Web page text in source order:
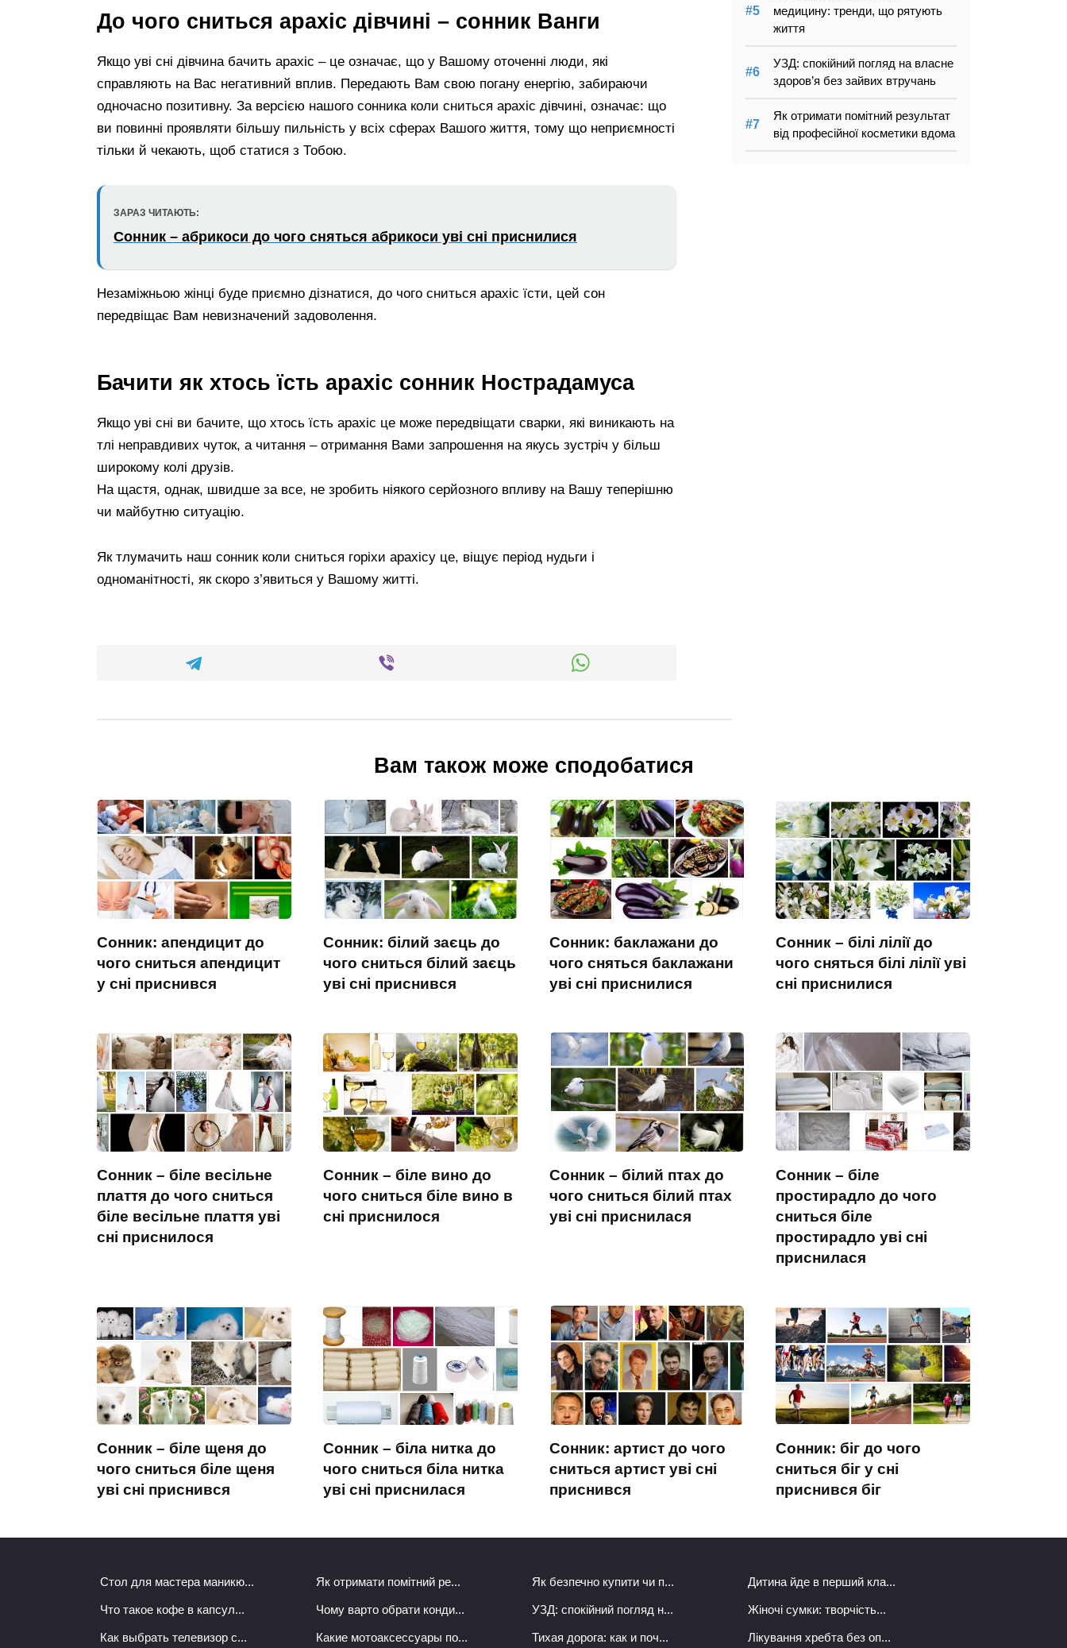
До чого сниться арахіс дівчині – сонник Ванги
Якщо уві сні дівчина бачить арахіс – це означає, що у Вашому оточенні люди, які
справляють на Вас негативний вплив. Передають Вам свою погану енергію, забираючи
одночасно позитивну. За версією нашого сонника коли сниться арахіс дівчині, означає: що
ви повинні проявляти більшу пильність у всіх сферах Вашого життя, тому що неприємності
тільки й чекають, щоб статися з Тобою.
ЗАРАЗ ЧИТАЮТЬ:
Сонник – абрикоси до чого сняться абрикоси уві сні приснилися
Незаміжньою жінці буде приємно дізнатися, до чого сниться арахіс їсти, цей сон
передвіщає Вам невизначений задоволення.
Бачити як хтось їсть арахіс сонник Нострадамуса
Якщо уві сні ви бачите, що хтось їсть арахіс це може передвіщати сварки, які виникають на
тлі неправдивих чуток, а читання – отримання Вами запрошення на якусь зустріч у більш
широкому колі друзів.
На щастя, однак, швидше за все, не зробить ніякого серйозного впливу на Вашу теперішню
чи майбутню ситуацію.
Як тлумачить наш сонник коли сниться горіхи арахісу це, віщує період нудьги і
одноманітності, як скоро з’явиться у Вашому житті.
медицину: тренди, що рятують
життя
УЗД: спокійний погляд на власне
здоров’я без зайвих втручань
Як отримати помітний результат
від професійної косметики вдома
Вам також може сподобатися
Сонник: апендицит до
чого сниться апендицит
у сні приснився
Сонник: білий заєць до
чого сниться білий заєць
уві сні приснився
Сонник: баклажани до
чого сняться баклажани
уві сні приснилися
Сонник – білі лілії до
чого сняться білі лілії уві
сні приснилися
Сонник – біле весільне
плаття до чого сниться
біле весільне плаття уві
сні приснилося
Сонник – біле вино до
чого сниться біле вино в
сні приснилося
Сонник – білий птах до
чого сниться білий птах
уві сні приснилася
Сонник – біле
простирадло до чого
сниться біле
простирадло уві сні
приснилася
Сонник – біле щеня до
чого сниться біле щеня
уві сні приснився
Сонник – біла нитка до
чого сниться біла нитка
уві сні приснилася
Сонник: артист до чого
сниться артист уві сні
приснився
Сонник: біг до чого
сниться біг у сні
приснився біг
Стол для мастера маникю... Як отримати помітний ре... Як безпечно купити чи п... Дитина йде в перший кла...
Что такое кофе в капсул... Чому варто обрати конди... УЗД: спокійний погляд н... Жіночі сумки: творчість...
Как выбрать телевизор с... Какие мотоаксессуары по... Тихая дорога: как и поч... Лікування хребта без оп...